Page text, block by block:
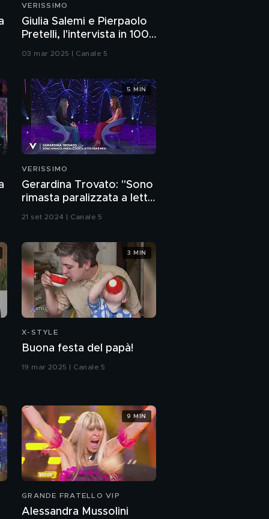
per il debutto di "The
Couple"
Ilary Blasi e la forza di
essere sé stessi
Ilary Blasi e l'amicizia
Il saluto di Michelle
Hunziker per Ilary Blasi
con Michelle Hunziker
Ilary Blasi e la sintonia
con i colleghi
Alvin racconta Ilary
Wiggers: "Siamo
pronte per The
Couple!"
Ilary Blasi: "Torno su
Canale 5 con The
Couple"
VERISSIMO
Giulia Salemi e Pierpaolo
Pretelli, l'intervista in 100
03 mar 2025 | Canale 5
VERISSIMO
Gerardina Trovato: "Sono
rimasta paralizzata a letto
per otto mesi"
21 set 2024 | Canale 5
5 MIN
X-STYLE
Buona festa del papà!
19 mar 2025 | Canale 5
3 MIN
GRANDE FRATELLO VIP
Alessandra Mussolini
9 MIN